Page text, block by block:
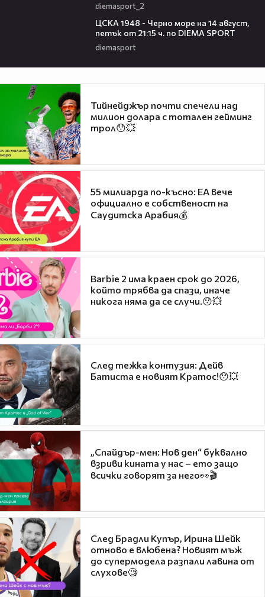
diemasport_2
ЦСКА 1948 - Черно море на 14 август,
петък от 21:15 ч. по DIEMA SPORT
diemasport
Тийнейджър почти спечели над
милион долара с тотален гейминг
трол😯💥
55 милиарда по-късно: EA вече
официално е собственост на
Саудитска Арабия💰
Barbie 2 има краен срок до 2026,
който трябва да спази, иначе
никога няма да се случи.😯💥
След тежка контузия: Дейв
Батиста е новият Кратос!😯💥
„Спайдър-мен: Нов ден“ буквално
взриви кината у нас – ето защо
всички говорят за него👀🎬
След Брадли Купър, Ирина Шейк
отново е влюбена? Новият мъж
до супермодела разпали лавина от
слухове🧐